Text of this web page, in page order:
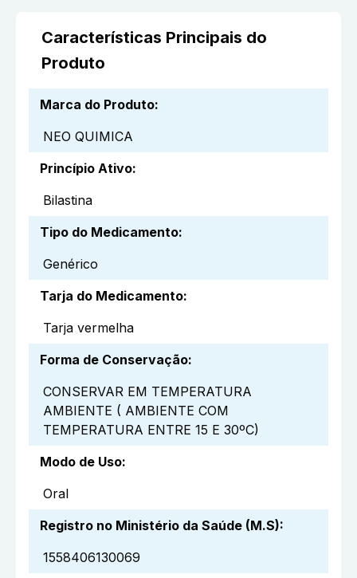
Características Principais do
Produto
Marca do Produto:
NEO QUIMICA
Princípio Ativo:
Bilastina
Tipo do Medicamento:
Genérico
Tarja do Medicamento:
Tarja vermelha
Forma de Conservação:
CONSERVAR EM TEMPERATURA
AMBIENTE ( AMBIENTE COM
TEMPERATURA ENTRE 15 E 30ºC)
Modo de Uso:
Oral
Registro no Ministério da Saúde (M.S):
1558406130069